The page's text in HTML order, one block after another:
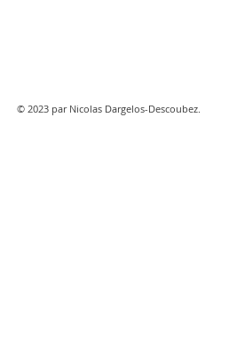
© 2023 par Nicolas Dargelos-Descoubez.